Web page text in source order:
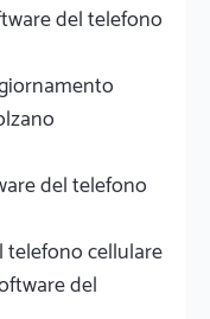
del telefono
del telefono
cellulare
del